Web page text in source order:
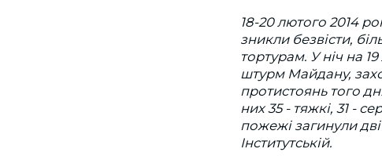
18-20 лютого 2014
зникли безвісти,
тортурам. У ніч на
штурм Майдану,
протистоянь того
них 35 - тяжкі, 31 -
пожежі загинули
Інститутській.